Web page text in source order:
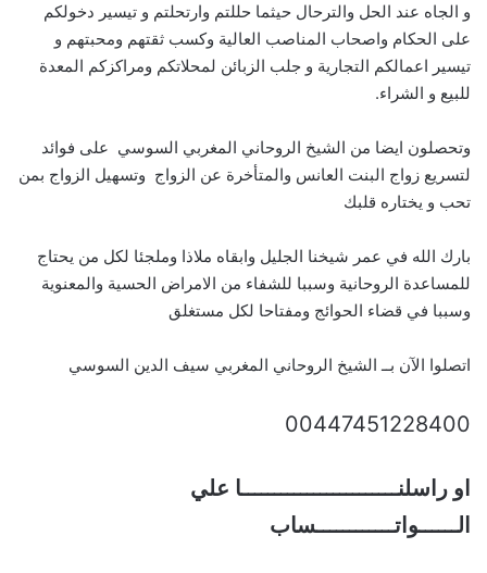
و الجاه عند الحل والترحال حيثما حللتم وارتحلتم و تيسير دخولكم
على الحكام واصحاب المناصب العالية وكسب ثقتهم ومحبتهم و
تيسير اعمالكم التجارية و جلب الزبائن لمحلاتكم ومراكزكم المعدة
للبيع و الشراء.
وتحصلون ايضا من الشيخ الروحاني المغربي السوسي على فوائد
لتسريع زواج البنت العانس والمتأخرة عن الزواج وتسهيل الزواج بمن
تحب و يختاره قلبك
بارك الله في عمر شيخنا الجليل وابقاه ملاذا وملجئا لكل من يحتاج
للمساعدة الروحانية وسببا للشفاء من الامراض الحسية والمعنوية
وسببا في قضاء الحوائج ومفتاحا لكل مستغلق
اتصلوا الآن بــ الشيخ الروحاني المغربي سيف الدين السوسي
00447451228400
او راسلنــــــــــــــــــــــــا علي
الــــــواتــــــــــــساب